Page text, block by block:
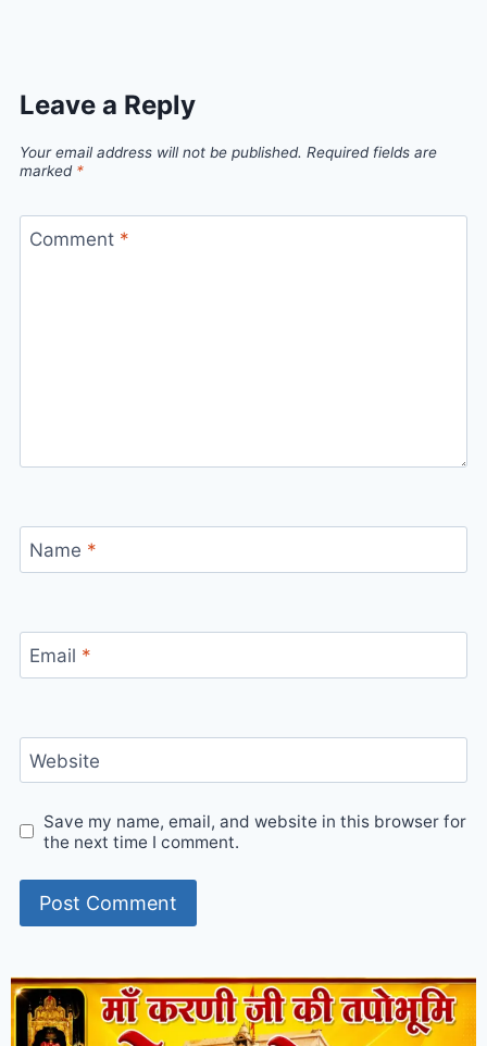
Leave a Reply
Your email address will not be published. Required fields are
marked *
Comment *
Name *
Email *
Website
Save my name, email, and website in this browser for
the next time I comment.